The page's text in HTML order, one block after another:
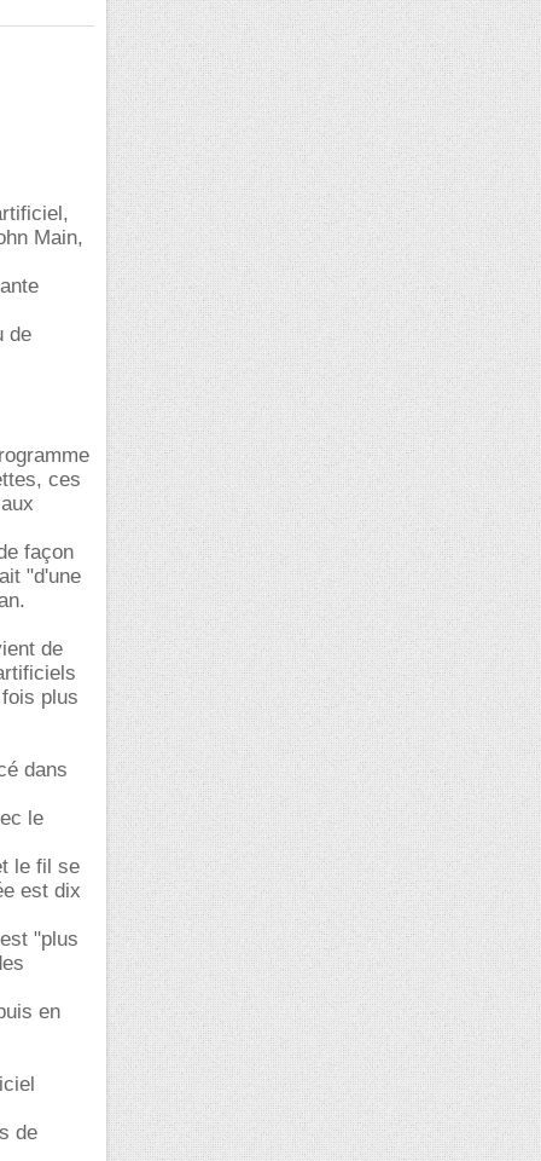
Main,
de
ces
façon
"d'une
de
plus
dans
le
le fil se
est dix
"plus
en
de